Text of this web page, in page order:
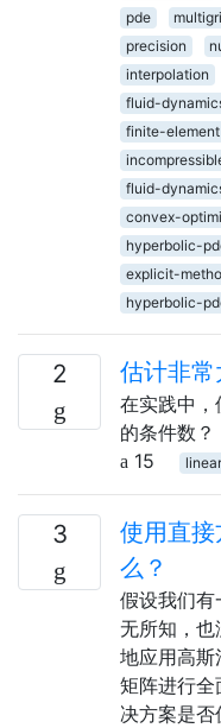
pde
precision
interpolation
fluid-
finite-element
fluid-
convex-
hyperbolic-
explicit-
hyperbolic-
2 估计非
在实践中，
的条件数？
15
3
使用直
么？
假设我们有
无所知，也
地应用高
矩阵进行全
决方案是